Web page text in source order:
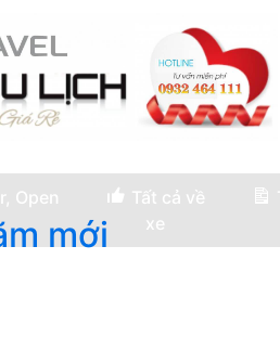
Open
Tất cả về
xe
mới